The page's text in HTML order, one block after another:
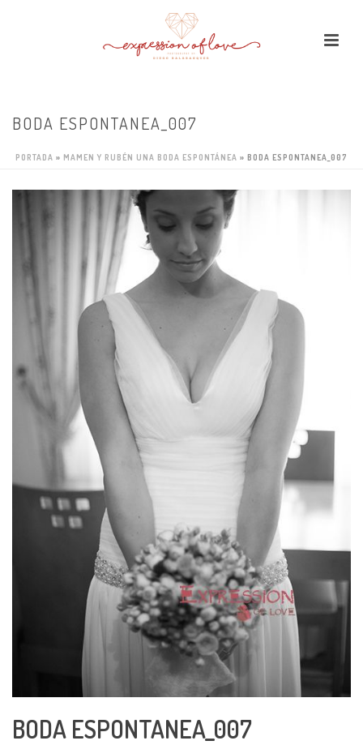
BODA ESPONTANEA_007
PORTADA » MAMEN Y RUBÉN UNA BODA ESPONTÁNEA » BODA ESPONTANEA_007
BODA ESPONTANEA_007